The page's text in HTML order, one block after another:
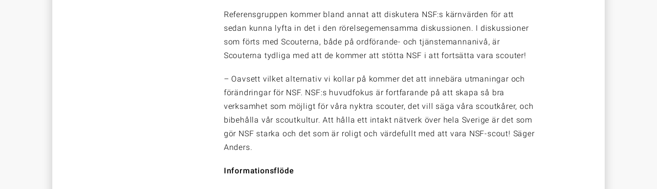
Referensgruppen kommer bland annat att diskutera NSF:s kärnvärden för att
sedan kunna lyfta in det i den rörelsegemensamma diskussionen. I diskussioner
som förts med Scouterna, både på ordförande- och tjänstemannanivå, är
Scouterna tydliga med att de kommer att stötta NSF i att fortsätta vara scouter!
– Oavsett vilket alternativ vi kollar på kommer det att innebära utmaningar och
förändringar för NSF. NSF:s huvudfokus är fortfarande på att skapa så bra
verksamhet som möjligt för våra nyktra scouter, det vill säga våra scoutkårer, och
bibehålla vår scoutkultur. Att hålla ett intakt nätverk över hela Sverige är det som
gör NSF starka och det som är roligt och värdefullt med att vara NSF-scout! Säger
Anders.
Informationsflöde